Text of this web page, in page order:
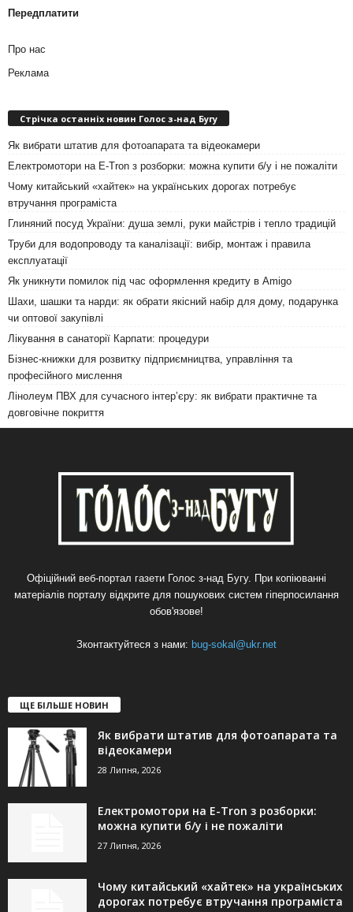
Передплатити
Про нас
Реклама
Стрічка останніх новин Голос з-над Бугу
Як вибрати штатив для фотоапарата та відеокамери
Електромотори на E-Tron з розборки: можна купити б/у і не пожаліти
Чому китайський «хайтек» на українських дорогах потребує
втручання програміста
Глиняний посуд України: душа землі, руки майстрів і тепло традицій
Труби для водопроводу та каналізації: вибір, монтаж і правила
експлуатації
Як уникнути помилок під час оформлення кредиту в Amigo
Шахи, шашки та нарди: як обрати якісний набір для дому, подарунка
чи оптової закупівлі
Лікування в санаторії Карпати: процедури
Бізнес-книжки для розвитку підприємництва, управління та
професійного мислення
Лінолеум ПВХ для сучасного інтер’єру: як вибрати практичне та
довговічне покриття
Офіційний веб-портал газети Голос з-над Бугу. При копіюванні
матеріалів порталу відкрите для пошукових систем гіперпосилання
обов'язове!
Зконтактуйтеся з нами: bug-sokal@ukr.net
ЩЕ БІЛЬШЕ НОВИН
Як вибрати штатив для фотоапарата та
відеокамери
28 Липня, 2026
Електромотори на E-Tron з розборки:
можна купити б/у і не пожаліти
27 Липня, 2026
Чому китайський «хайтек» на українських
дорогах потребує втручання програміста